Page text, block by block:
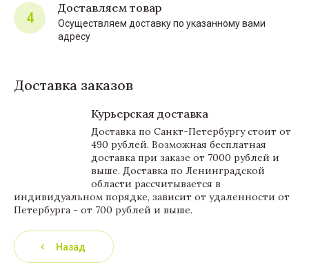
4
Доставляем товар
Осуществляем доставку по указанному вами
адресу
Доставка заказов
Курьерская доставка
Доставка по Санкт-Петербургу стоит от
490 рублей. Возможная бесплатная
доставка при заказе от 7000 рублей и
выше. Доставка по Ленинградской
области рассчитывается в
индивидуальном порядке, зависит от удаленности от
Петербурга - от 700 рублей и выше.
Назад